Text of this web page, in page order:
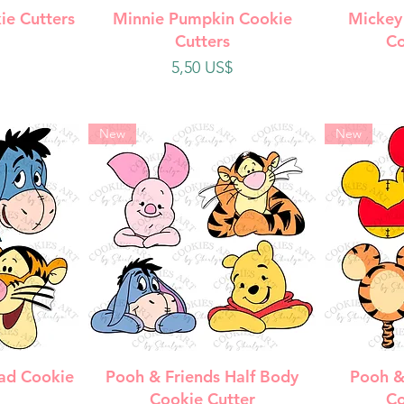
Cutters Vista rápida
Minnie Pumpkin Cookie
Cutters
Precio
5,50 US$
Cookie
Vista rápida
New
Pooh & Friends Half Body
Cookie Cutter
New
Pooh